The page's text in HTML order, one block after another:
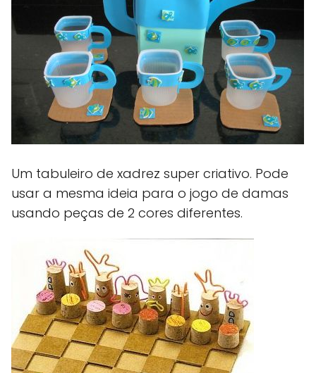
Um tabuleiro de xadrez super criativo. Pode
usar a mesma ideia para o jogo de damas
usando peças de 2 cores diferentes.